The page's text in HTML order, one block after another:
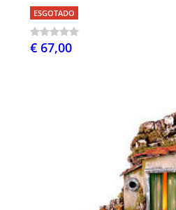
ESGOTADO
€ 67,00